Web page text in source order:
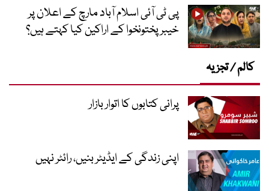
پی ٹی آئی اسلام آباد مارچ کے اعلان پر
خیبر پختونخوا کے اراکین کیا کہتے ہیں؟
کالم / تجزیہ
پرانی کتابوں کا اتوار بازار
اپنی زندگی کے ایڈیٹر بنیں، رائٹر نہیں